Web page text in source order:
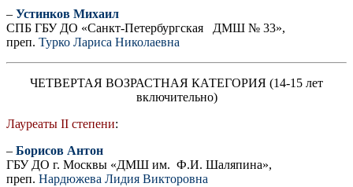
– Устинков Михаил
СПБ ГБУ ДО «Санкт-Петербургская ДМШ № 33»,
преп. Турко Лариса Николаевна
ЧЕТВЕРТАЯ ВОЗРАСТНАЯ КАТЕГОРИЯ (14-15 лет
включительно)
Лауреаты II степени:
– Борисов Антон
ГБУ ДО г. Москвы «ДМШ им. Ф.И. Шаляпина»,
преп. Нардюжева Лидия Викторовна